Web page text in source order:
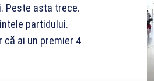
Peste asta trece.
partidului.
ai un premier 4